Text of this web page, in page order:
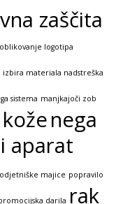
zaščita
logotipa
izbira materiala nadstreška
sistema manjkajoči zob
nega
aparat
majice popravilo
darila rak